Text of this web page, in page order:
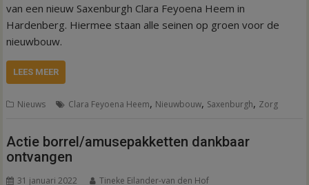
van een nieuw Saxenburgh Clara Feyoena Heem in
Hardenberg. Hiermee staan alle seinen op groen voor de
nieuwbouw.
LEES MEER
Nieuws Clara Feyoena Heem, Nieuwbouw, Saxenburgh, Zorg
Actie borrel/amusepakketten dankbaar
ontvangen
31 januari 2022 Tineke Eilander-van den Hof